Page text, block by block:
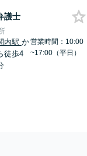
護士
内駅 か
徒歩4
営業時間：10:00
~17:00（平日）